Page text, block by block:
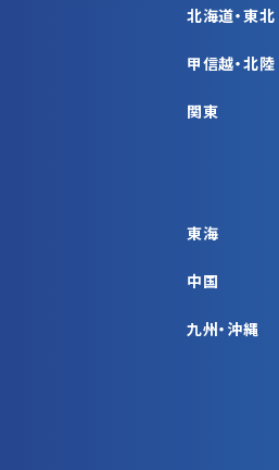
北海道・東北
甲信越・北陸
関東
東海
中国
九州・沖縄